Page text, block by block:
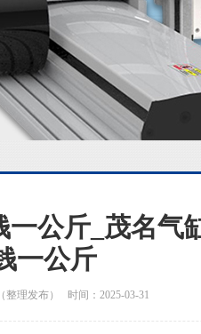
公斤_茂名气
一公斤
整理发布） 时间：2025-03-31